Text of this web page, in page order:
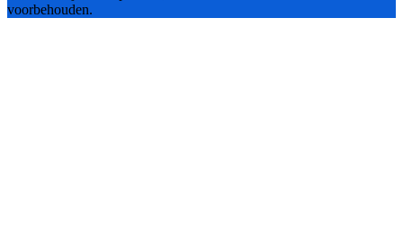
voorbehouden.